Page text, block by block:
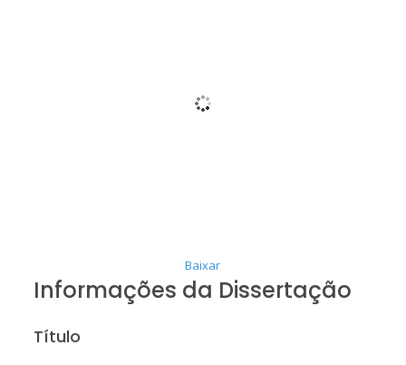
Baixar
Informações da Dissertação
Título